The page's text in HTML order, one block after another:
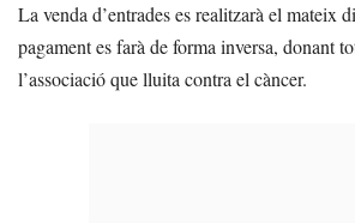
La venda d’entrades es realitzarà el mateix
pagament es farà de forma inversa, donant
l’associació que lluita contra el càncer.